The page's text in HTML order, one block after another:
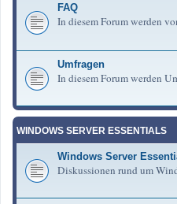
FAQ
In diesem Forum werden
Umfragen
In diesem Forum werden
WINDOWS SERVER ESSENTIALS
Windows Server
Diskussionen rund um